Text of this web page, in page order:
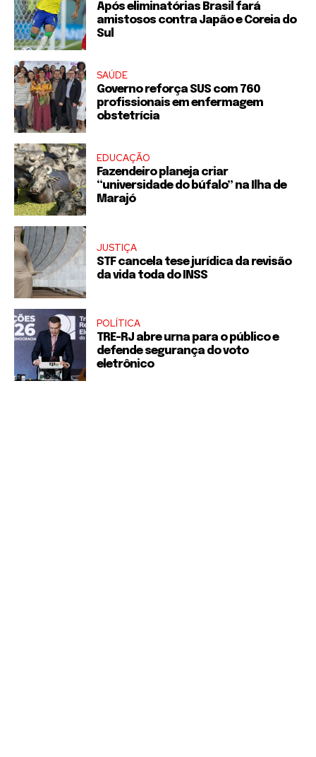
Após eliminatórias Brasil fará
amistosos contra Japão e Coreia do
Sul
SAÚDE
Governo reforça SUS com 760
profissionais em enfermagem
obstetrícia
EDUCAÇÃO
Fazendeiro planeja criar
“universidade do búfalo” na Ilha de
Marajó
JUSTIÇA
STF cancela tese jurídica da revisão
da vida toda do INSS
POLÍTICA
TRE-RJ abre urna para o público e
defende segurança do voto
eletrônico